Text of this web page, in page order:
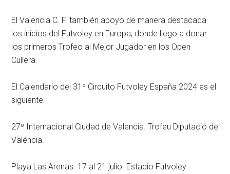
El Valencia C. F. también apoyo de manera destacada
los inicios del Futvoley en Europa, donde llego a donar
los primeros Trofeo al Mejor Jugador en los Open
Cullera.
El Calendario del 31º Circuito Futvoley España 2024 es el
siguiente:
27º Internacional Ciudad de Valencia. Trofeu Diputació de
Valéncia.
Playa Las Arenas. 17 al 21 julio. Estadio Futvoley